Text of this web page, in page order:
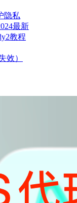
隐私
最新
教程
效）